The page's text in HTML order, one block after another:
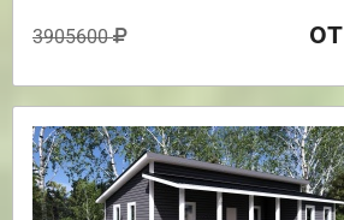
3905600